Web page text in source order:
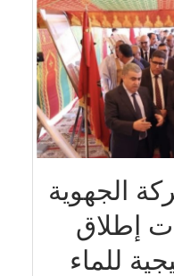
الجهوية
إطلاق
للماء